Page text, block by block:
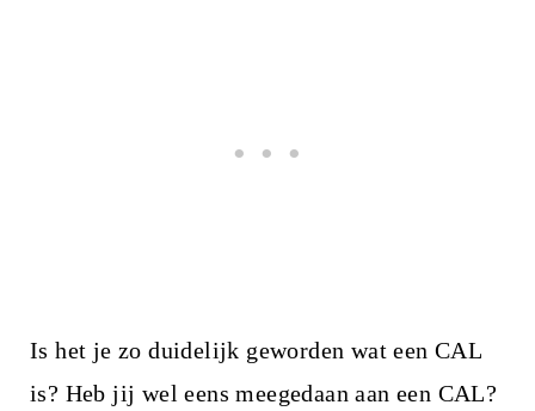
Is het je zo duidelijk geworden wat een CAL
is? Heb jij wel eens meegedaan aan een CAL?